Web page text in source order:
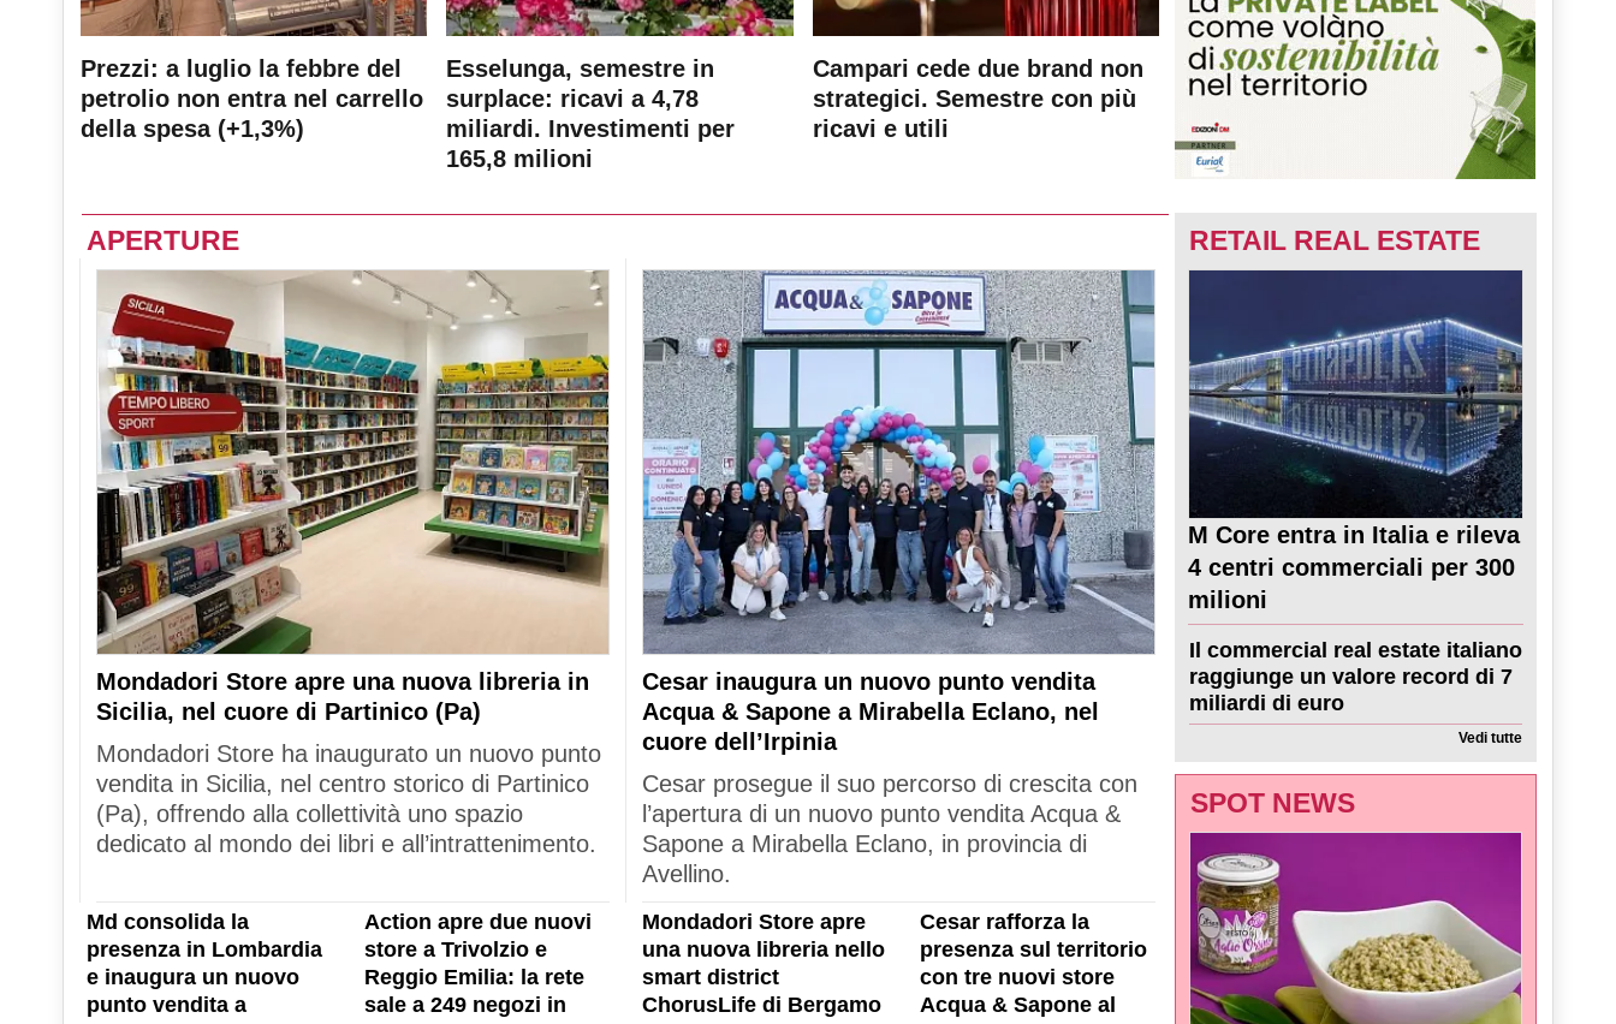
Prezzi: a luglio la febbre del
petrolio non entra nel carrello
della spesa (+1,3%)
Esselunga, semestre in
surplace: ricavi a 4,78
miliardi. Investimenti per
165,8 milioni
Campari cede due brand non
strategici. Semestre con più
ricavi e utili
APERTURE
Mondadori Store apre una nuova libreria in
Sicilia, nel cuore di Partinico (Pa)
Mondadori Store ha inaugurato un nuovo punto
vendita in Sicilia, nel centro storico di Partinico
(Pa), offrendo alla collettività uno spazio
dedicato al mondo dei libri e all’intrattenimento.
Cesar inaugura un nuovo punto vendita
Acqua & Sapone a Mirabella Eclano, nel
cuore dell’Irpinia
Cesar prosegue il suo percorso di crescita con
l’apertura di un nuovo punto vendita Acqua &
Sapone a Mirabella Eclano, in provincia di
Avellino.
Md consolida la
presenza in Lombardia
e inaugura un nuovo
punto vendita a
Action apre due nuovi
store a Trivolzio e
Reggio Emilia: la rete
sale a 249 negozi in
Mondadori Store apre
una nuova libreria nello
smart district
ChorusLife di Bergamo
Cesar rafforza la
presenza sul territorio
con tre nuovi store
Acqua & Sapone al
RETAIL REAL ESTATE
M Core entra in Italia e rileva
4 centri commerciali per 300
milioni
Il commercial real estate italiano
raggiunge un valore record di 7
miliardi di euro
Vedi tutte
SPOT NEWS